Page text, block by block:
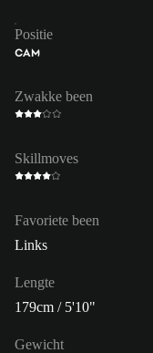
Positie
CAM
Zwakke been
Skillmoves
Favoriete been
Links
Lengte
179cm / 5'10"
Gewicht